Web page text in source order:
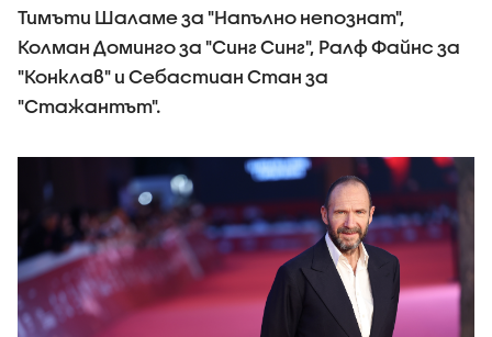
Тимъти Шаламе за "Напълно непознат",
Колман Доминго за "Синг Синг", Ралф Файнс за
"Конклав" и Себастиан Стан за
"Стажантът".